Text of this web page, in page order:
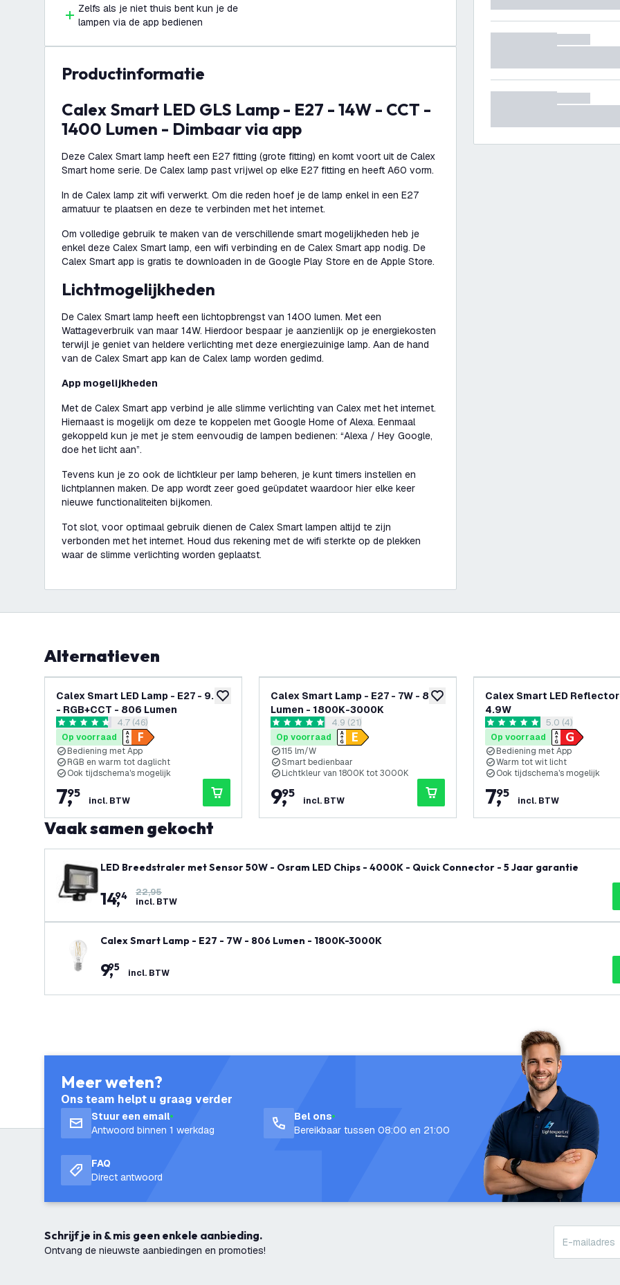
Zelfs als je niet thuis bent kun je de
lampen via de app bedienen
productinformatie
Calex Smart LED GLS Lamp - E27 - 14W - CCT -
1400 Lumen - Dimbaar via app
Deze Calex Smart lamp heeft een E27 fitting (grote fitting) en komt voort uit de Calex
Smart home serie. De Calex lamp past vrijwel op elke E27 fitting en heeft A60 vorm.
In de Calex lamp zit wifi verwerkt. Om die reden hoef je de lamp enkel in een E27
armatuur te plaatsen en deze te verbinden met het internet.
Om volledige gebruik te maken van de verschillende smart mogelijkheden heb je
enkel deze Calex Smart lamp, een wifi verbinding en de Calex Smart app nodig. De
Calex Smart app is gratis te downloaden in de Google Play Store en de Apple Store.
Lichtmogelijkheden
De Calex Smart lamp heeft een lichtopbrengst van 1400 lumen. Met een
Wattageverbruik van maar 14W. Hierdoor bespaar je aanzienlijk op je energiekosten
terwijl je geniet van heldere verlichting met deze energiezuinige lamp. Aan de hand
van de Calex Smart app kan de Calex lamp worden gedimd.
App mogelijkheden
Met de Calex Smart app verbind je alle slimme verlichting van Calex met het internet.
Hiernaast is mogelijk om deze te koppelen met Google Home of Alexa. Eenmaal
gekoppeld kun je met je stem eenvoudig de lampen bedienen: “Alexa / Hey Google,
doe het licht aan”.
Tevens kun je zo ook de lichtkleur per lamp beheren, je kunt timers instellen en
lichtplannen maken. De app wordt zeer goed geüpdatet waardoor hier elke keer
nieuwe functionaliteiten bijkomen.
Tot slot, voor optimaal gebruik dienen de Calex Smart lampen altijd te zijn
verbonden met het internet. Houd dus rekening met de wifi sterkte op de plekken
waar de slimme verlichting worden geplaatst.
Alternatieven
toevoegen aan verlanglijst
Calex Smart LED Lamp - E27 - 9.4W
- RGB+CCT - 806 Lumen
reviews drawer openen
4.7 score sterren4.7 (46)
Op voorraad
Bediening met App
RGB en warm tot daglicht
Ook tijdschema's mogelijk
7,
95
incl. BTW
toevoegen aan verlanglijst
Calex Smart Lamp - E27 - 7W - 806
Lumen - 1800K-3000K
reviews drawer openen
4.9 score sterren4.9 (21)
Op voorraad
115 lm/W
Smart bedienbaar
Lichtkleur van 1800K tot 3000K
9,
95
incl. BTW
Calex Smart LED
4.9W
reviews drawer
5 score sterren5.0 (4)
Op voorraad
Bediening met App
Warm tot wit licht
Ook tijdschema's mogelijk
7,
95
incl. BTW
Vaak samen gekocht
LED Breedstraler met Sensor 50W - Osram LED Chips - 4000K - Quick Connector - 5 Jaar garantie
14,
94
22,95
incl. BTW
Calex Smart Lamp - E27 - 7W - 806 Lumen - 1800K-3000K
9,
95 incl. BTW
Meer weten?
Ons team helpt u graag verder
Stuur een email
Antwoord binnen 1 werkdag
Bel ons
Bereikbaar tussen 08:00 en 21:00
FAQ
Direct antwoord
Schrijf je in & mis geen enkele aanbieding.
Ontvang de nieuwste aanbiedingen en promoties!